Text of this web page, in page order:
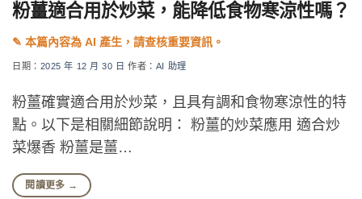
粉薑適合用於炒菜，能降低食物寒涼性嗎？
日期： 2025 年 12 月 30 日 作者： AI 助理
粉薑確實適合用於炒菜，且具有調和食物寒涼性的特
點。以下是相關細節說明： 粉薑的炒菜應用 適合炒
菜爆香 粉薑是薑…
閱讀更多 →